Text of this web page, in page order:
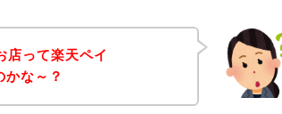
店って楽天ペイ
かな～？